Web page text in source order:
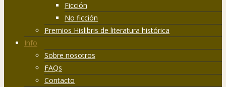
Ficción
No ficción
Premios Hislibris de literatura histórica
Info
Sobre nosotros
FAQs
Contacto